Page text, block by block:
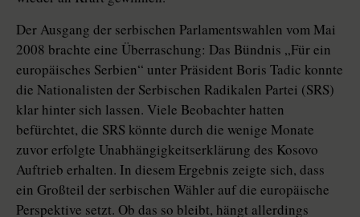
Der Ausgang der serbischen Parlamentswahlen vom Mai
2008 brachte eine Überraschung: Das Bündnis „Für ein
europäisches Serbien“ unter Präsident Boris Tadic konnte
die Nationalisten der Serbischen Radikalen Partei (SRS)
klar hinter sich lassen. Viele Beobachter hatten
befürchtet, die SRS könnte durch die wenige Monate
zuvor erfolgte Unabhängigkeitserklärung des Kosovo
Auftrieb erhalten. In diesem Ergebnis zeigte sich, dass
ein Großteil der serbischen Wähler auf die europäische
Perspektive setzt. Ob das so bleibt, hängt allerdings